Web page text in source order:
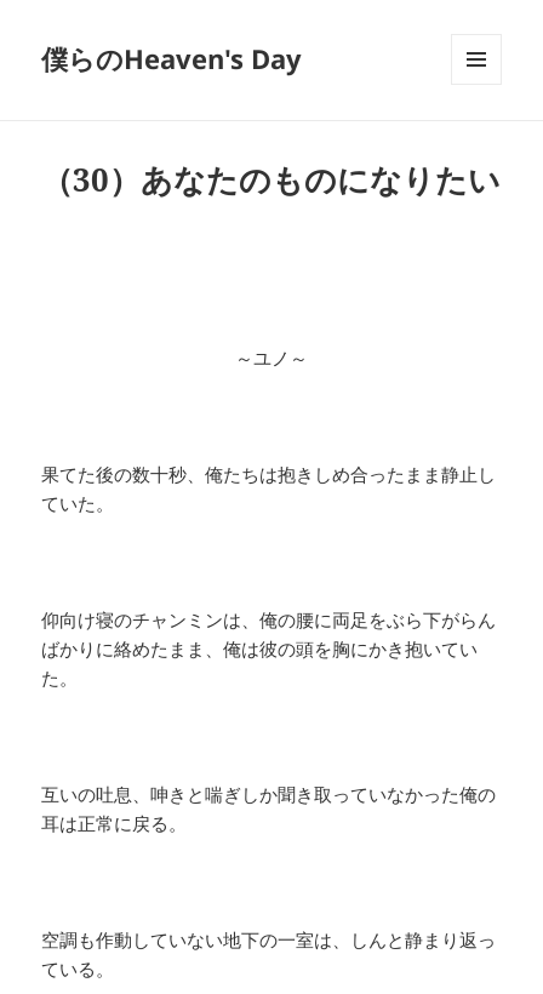
僕らのHeaven's Day
（30）あなたのものになりたい
～ユノ～
果てた後の数十秒、俺たちは抱きしめ合ったまま静止し
ていた。
仰向け寝のチャンミンは、俺の腰に両足をぶら下がらん
ばかりに絡めたまま、俺は彼の頭を胸にかき抱いてい
た。
互いの吐息、呻きと喘ぎしか聞き取っていなかった俺の
耳は正常に戻る。
空調も作動していない地下の一室は、しんと静まり返っ
ている。